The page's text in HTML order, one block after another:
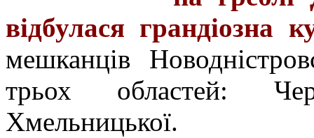
відбулася грандіозна
мешканців
трьох областей:
Хмельницької.